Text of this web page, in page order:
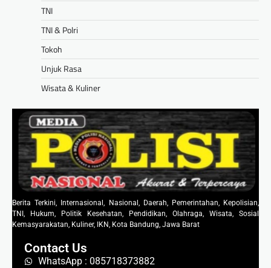
TNI
TNI & Polri
Tokoh
Unjuk Rasa
Wisata & Kuliner
Berita Terkini, Internasional, Nasional, Daerah, Pemerintahan, Kepolisian,
TNI, Hukum, Politik Kesehatan, Pendidikan, Olahraga, Wisata, Sosial
Kemasyarakatan, Kuliner, IKN, Kota Bandung, Jawa Barat
Contact Us
WhatsApp : 085718373882